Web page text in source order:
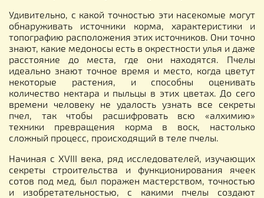
Удивительно, с какой точностью эти насекомые могут
обнаруживать источники корма, характеристики и
топографию расположения этих источников. Они точно
знают, какие медоносы есть в окрестности улья и даже
расстояние до места, где они находятся. Пчелы
идеально знают точное время и место, когда цветут
некоторые растения, и способны оценивать
количество нектара и пыльцы в этих цветах. До сего
времени человеку не удалость узнать все секреты
пчел, так чтобы расшифровать всю «алхимию»
техники превращения корма в воск, настолько
сложный процесс, происходящий в теле пчелы.
Начиная с XVIII века, ряд исследователей, изучающих
секреты строительства и функционирования ячеек
сотов под мед, был поражен мастерством, точностью
и изобретательностью, с какими пчелы создают